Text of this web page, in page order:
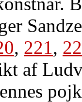
, 221,
af